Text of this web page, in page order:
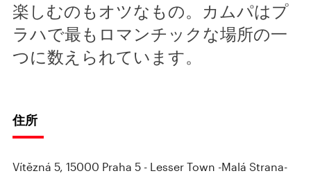
楽しむのもオツなもの。カムパはプ
ラハで最もロマンチックな場所の一
つに数えられています。
住所
Vítězná 5, 15000 Praha 5 - Lesser Town -Malá Strana-